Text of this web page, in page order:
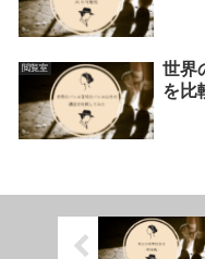
閲覧室
世界
を比